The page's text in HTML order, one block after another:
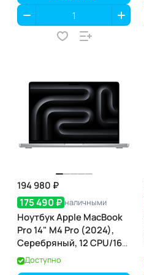
194 980 ₽
175 490 ₽ наличными
Ноутбук Apple MacBook
Pro 14" M4 Pro (2024),
Серебряный, 12 CPU/16
GPU, 24 RAM 512 ГБ SSD,
(MX2E3)
Доступно